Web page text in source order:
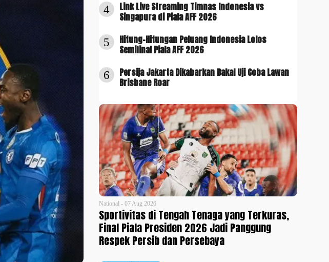
4
Link Live Streaming Timnas Indonesia vs
Singapura di Piala AFF 2026
5
Hitung-Hitungan Peluang Indonesia Lolos
Semifinal Piala AFF 2026
6
Persija Jakarta Dikabarkan Bakal Uji Coba Lawan
Brisbane Roar
National - 07 Aug 2026
Sportivitas di Tengah Tenaga yang Terkuras,
Final Piala Presiden 2026 Jadi Panggung
Respek Persib dan Persebaya